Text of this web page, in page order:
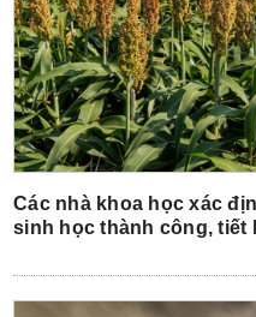
Các nhà khoa học xác
sinh học thành công, tiết